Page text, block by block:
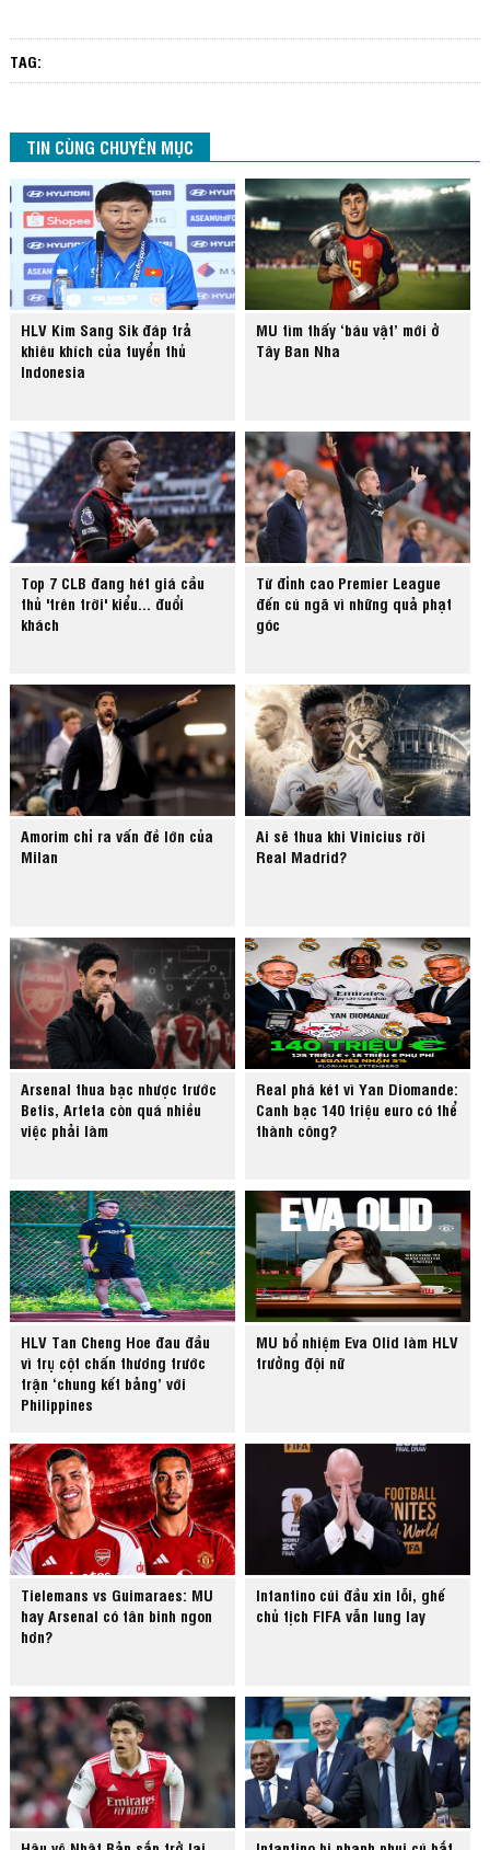
TAG:
TIN CÙNG CHUYÊN MỤC
HLV Kim Sang Sik đáp trả
khiêu khích của tuyển thủ
Indonesia
MU tìm thấy ‘báu vật’ mới ở
Tây Ban Nha
Top 7 CLB đang hét giá cầu
thủ 'trên trời' kiểu... đuổi
khách
Từ đỉnh cao Premier League
đến cú ngã vì những quả phạt
góc
Amorim chỉ ra vấn đề lớn của
Milan
Ai sẽ thua khi Vinicius rời
Real Madrid?
Arsenal thua bạc nhược trước
Betis, Arteta còn quá nhiều
việc phải làm
Real phá két vì Yan Diomande:
Canh bạc 140 triệu euro có thể
thành công?
HLV Tan Cheng Hoe đau đầu
vì trụ cột chấn thương trước
trận ‘chung kết bảng’ với
Philippines
MU bổ nhiệm Eva Olid làm HLV
trưởng đội nữ
Tielemans vs Guimaraes: MU
hay Arsenal có tân binh ngon
hơn?
Infantino cúi đầu xin lỗi, ghế
chủ tịch FIFA vẫn lung lay